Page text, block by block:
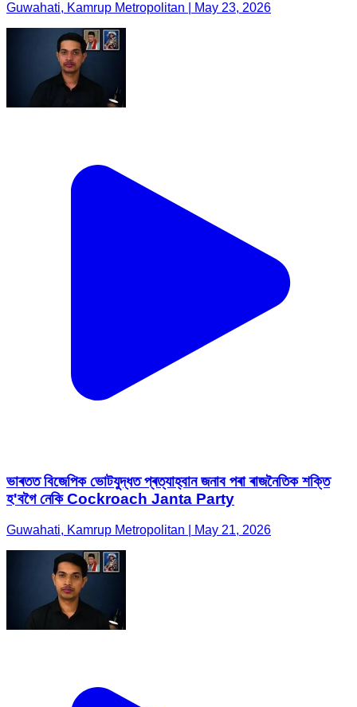
Guwahati, Kamrup Metropolitan | May 23, 2026
ভাৰতত বিজেপিক ভোটযুদ্ধত প্ৰত্যাহ্বান জনাব পৰা ৰাজনৈতিক শক্তি
হ'বগৈ নেকি Cockroach Janta Party
Guwahati, Kamrup Metropolitan | May 21, 2026